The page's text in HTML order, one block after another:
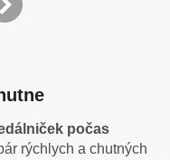
počas
rýchlych a chutných